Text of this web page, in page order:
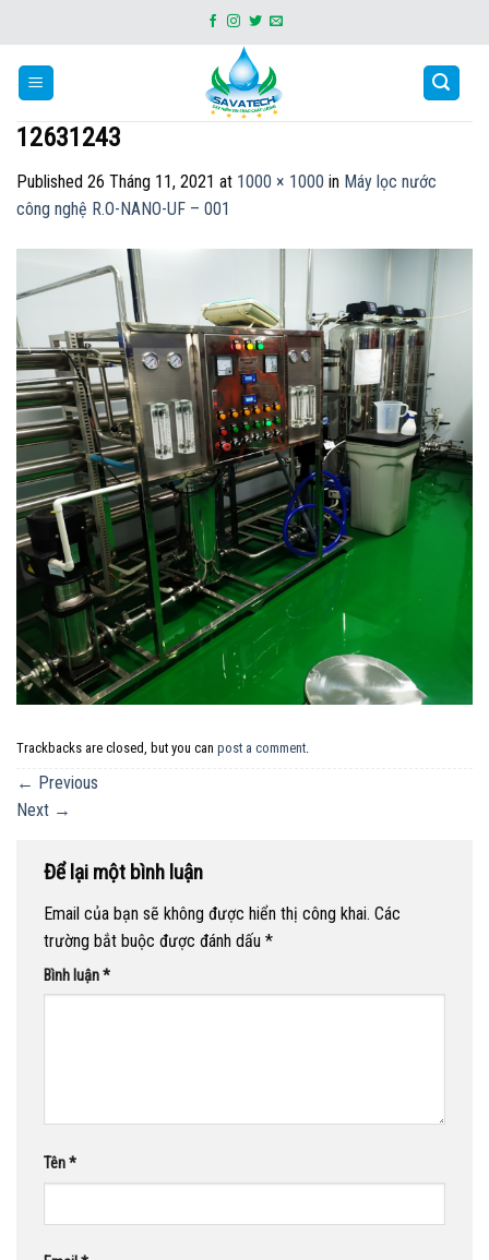
to
content
12631243
Published 26 Tháng 11, 2021 at 1000 × 1000 in Máy lọc nước
công nghệ R.O-NANO-UF – 001
Trackbacks are closed, but you can post a comment.
← Previous
Next →
Để lại một bình luận
Email của bạn sẽ không được hiển thị công khai. Các
trường bắt buộc được đánh dấu *
Bình luận*
Tên*